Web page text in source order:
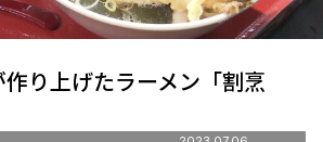
作り上げたラーメン「割烹